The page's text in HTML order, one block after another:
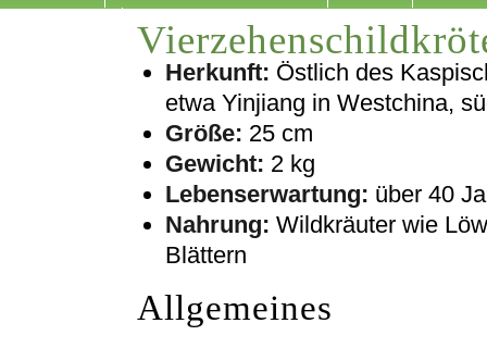
Herkunft: Östlich des
etwa Yinjiang in Westchina,
Größe: 25 cm
Gewicht: 2 kg
Lebenserwartung: über 40
Nahrung: Wildkräuter wie
Blättern
Allgemeines